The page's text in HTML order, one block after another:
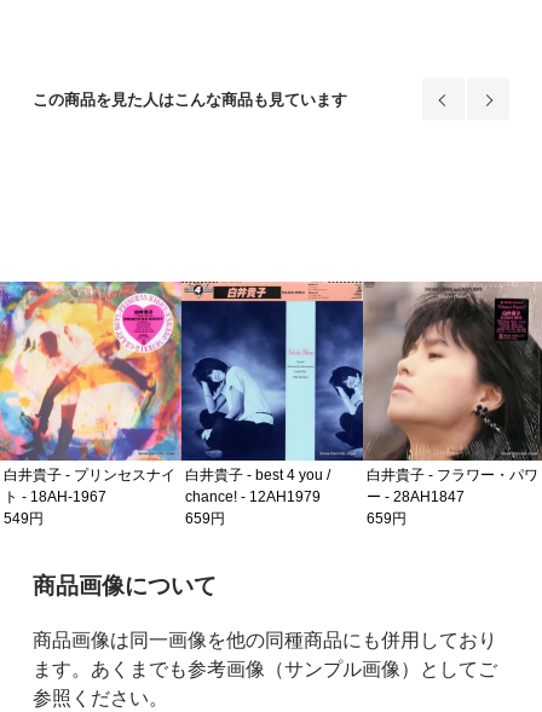
この商品を見た人はこんな商品も見ています
白井貴子 - best 4 you /
chance! - 12AH1979
659円
白井貴子 - フラワー・パワ
ー - 28AH1847
659円
白井貴子 - フラワー・パワ
ー - 28AH1847
769円
ご購入前の注意事項
商品画像について
商品画像は同一画像を他の同種商品にも併用しており
ます。あくまでも参考画像（サンプル画像）としてご
参照ください。